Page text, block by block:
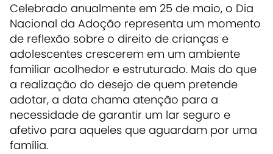
Celebrado anualmente em 25 de maio, o Dia
Nacional da Adoção representa um momento
de reflexão sobre o direito de crianças e
adolescentes crescerem em um ambiente
familiar acolhedor e estruturado. Mais do que
a realização do desejo de quem pretende
adotar, a data chama atenção para a
necessidade de garantir um lar seguro e
afetivo para aqueles que aguardam por uma
família.